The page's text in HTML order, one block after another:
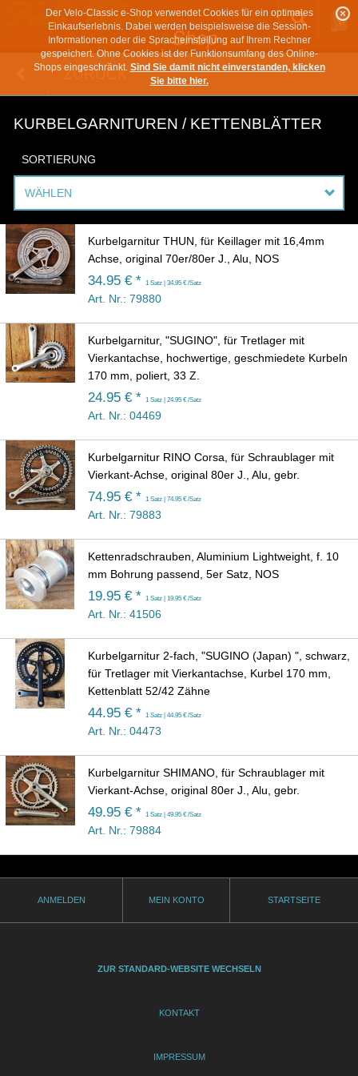
Der Velo-Classic e-Shop verwendet Cookies für ein optimales
Einkaufserlebnis. Dabei werden beispielsweise die Session-
Informationen oder die Spracheinstellung auf Ihrem Rechner
gespeichert. Ohne Cookies ist der Funktionsumfang des Online-
Shops eingeschränkt. Sind Sie damit nicht einverstanden, klicken
Sie bitte hier.
ZURÜCK
KURBELGARNITUREN / KETTENBLÄTTER
SORTIERUNG
WÄHLEN
Kurbelgarnitur THUN, für Keillager mit 16,4mm
Achse, original 70er/80er J., Alu, NOS
34.95 € * 1 Satz | 34.95 € /Satz
Art. Nr.: 79880
Kurbelgarnitur, "SUGINO", für Tretlager mit
Vierkantachse, hochwertige, geschmiedete Kurbeln
170 mm, poliert, 33 Z.
24.95 € * 1 Satz | 24.95 € /Satz
Art. Nr.: 04469
Kurbelgarnitur RINO Corsa, für Schraublager mit
Vierkant-Achse, original 80er J., Alu, gebr.
74.95 € * 1 Satz | 74.95 € /Satz
Art. Nr.: 79883
Kettenradschrauben, Aluminium Lightweight, f. 10
mm Bohrung passend, 5er Satz, NOS
19.95 € * 1 Satz | 19.95 € /Satz
Art. Nr.: 41506
Kurbelgarnitur 2-fach, "SUGINO (Japan) ", schwarz,
für Tretlager mit Vierkantachse, Kurbel 170 mm,
Kettenblatt 52/42 Zähne
44.95 € * 1 Satz | 44.95 € /Satz
Art. Nr.: 04473
Kurbelgarnitur SHIMANO, für Schraublager mit
Vierkant-Achse, original 80er J., Alu, gebr.
49.95 € * 1 Satz | 49.95 € /Satz
Art. Nr.: 79884
ANMELDEN MEIN KONTO STARTSEITE
ZUR STANDARD-WEBSITE WECHSELN
KONTAKT
IMPRESSUM